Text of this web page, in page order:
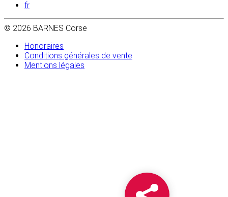
fr
© 2026 BARNES Corse
Honoraires
Conditions générales de vente
Mentions légales